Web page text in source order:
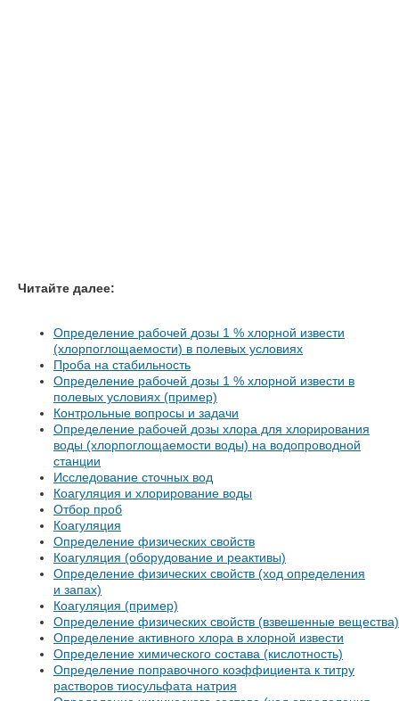
Читайте далее:
Определение рабочей дозы 1 % хлорной извести
(хлорпоглощаемости) в полевых условиях
Проба на стабильность
Определение рабочей дозы 1 % хлорной извести в
полевых условиях (пример)
Контрольные вопросы и задачи
Определение рабочей дозы хлора для хлорирования
воды (хлорпоглощаемости воды) на водопроводной
станции
Исследование сточных вод
Коагуляция и хлорирование воды
Отбор проб
Коагуляция
Определение физических свойств
Коагуляция (оборудование и реактивы)
Определение физических свойств (ход определения
и запах)
Коагуляция (пример)
Определение физических свойств (взвешенные вещества)
Определение активного хлора в хлорной извести
Определение химического состава (кислотность)
Определение поправочного коэффициента к титру
растворов тиосульфата натрия